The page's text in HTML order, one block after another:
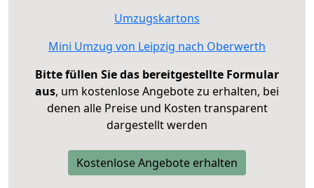
Umzugskartons
Mini Umzug von Leipzig nach Oberwerth
Bitte füllen Sie das bereitgestellte Formular
aus, um kostenlose Angebote zu erhalten, bei
denen alle Preise und Kosten transparent
dargestellt werden
Kostenlose Angebote erhalten